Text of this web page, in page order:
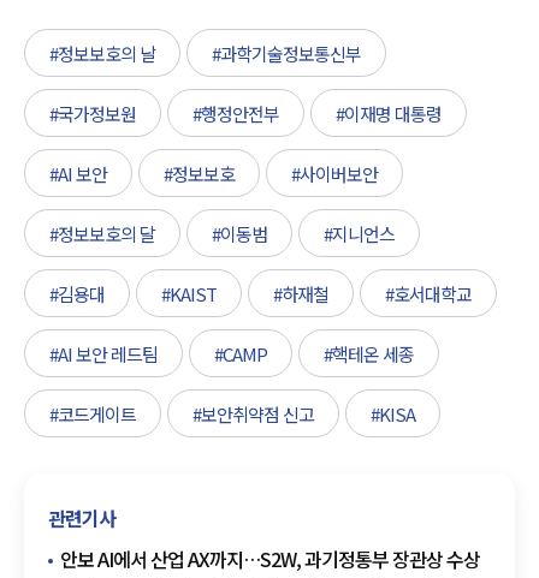
#정보보호의 날 #과학기술정보통신부
#국가정보원 #행정안전부 #이재명 대통령
#AI 보안 #정보보호 #사이버보안
#정보보호의 달 #이동범 #지니언스
#김용대 #KAIST #하재철 #호서대학교
#AI 보안 레드팀 #CAMP #핵테온 세종
#코드게이트 #보안취약점 신고 #KISA
관련기사
안보 AI에서 산업 AX까지…S2W, 과기정통부 장관상 수상